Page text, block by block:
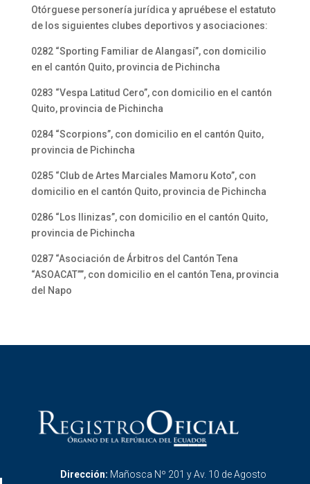
Otórguese personería jurídica y apruébese el estatuto
de los siguientes clubes deportivos y asociaciones:
0282 “Sporting Familiar de Alangasí”, con domicilio
en el cantón Quito, provincia de Pichincha
0283 “Vespa Latitud Cero”, con domicilio en el cantón
Quito, provincia de Pichincha
0284 “Scorpions”, con domicilio en el cantón Quito,
provincia de Pichincha
0285 “Club de Artes Marciales Mamoru Koto”, con
domicilio en el cantón Quito, provincia de Pichincha
0286 “Los Ilinizas”, con domicilio en el cantón Quito,
provincia de Pichincha
0287 “Asociación de Árbitros del Cantón Tena
“ASOACAT””, con domicilio en el cantón Tena, provincia
del Napo
Dirección: Mañosca Nº 201 y Av. 10 de Agosto